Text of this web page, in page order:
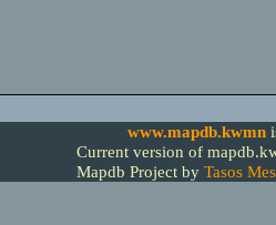
www.mapdb.kwmn
Current version of
Mapdb Project by Tasos